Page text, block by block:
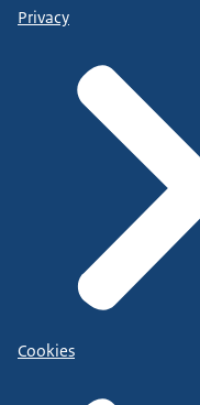
Privacy
Cookies